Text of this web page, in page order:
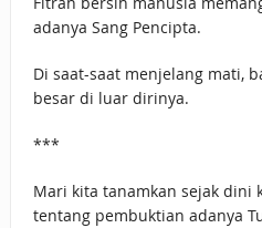
adanya Sang Pencipta.
Di saat-saat menjelang mati,
besar di luar dirinya.
***
Mari kita tanamkan sejak dini
tentang pembuktian adanya